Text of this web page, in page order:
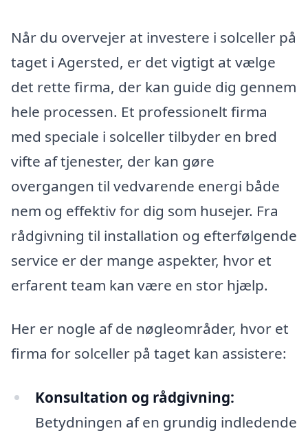
Når du overvejer at investere i solceller på
taget i Agersted, er det vigtigt at vælge
det rette firma, der kan guide dig gennem
hele processen. Et professionelt firma
med speciale i solceller tilbyder en bred
vifte af tjenester, der kan gøre
overgangen til vedvarende energi både
nem og effektiv for dig som husejer. Fra
rådgivning til installation og efterfølgende
service er der mange aspekter, hvor et
erfarent team kan være en stor hjælp.
Her er nogle af de nøgleområder, hvor et
firma for solceller på taget kan assistere:
Konsultation og rådgivning:
Betydningen af en grundig indledende